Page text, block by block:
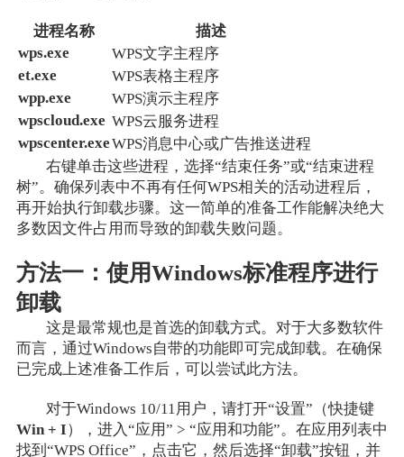
进程名称
描述
wps.exe
WPS文字主程序
et.exe
WPS表格主程序
wpp.exe
WPS演示主程序
wpscloud.exe WPS云服务进程
wpscenter.exeWPS消息中心或广告推送进程
右键单击这些进程，选择“结束任务”或“结束进程
树”。确保列表中不再有任何WPS相关的活动进程后，
再开始执行卸载步骤。这一简单的准备工作能解决绝大
多数因文件占用而导致的卸载失败问题。
方法一：使用Windows标准程序进行
卸载
这是最常规也是首选的卸载方式。对于大多数软件
而言，通过Windows自带的功能即可完成卸载。在确保
已完成上述准备工作后，可以尝试此方法。
对于Windows 10/11用户，请打开“设置”（快捷键
Win + I），进入“应用” > “应用和功能”。在应用列表中
找到“WPS Office”，点击它，然后选择“卸载”按钮，并